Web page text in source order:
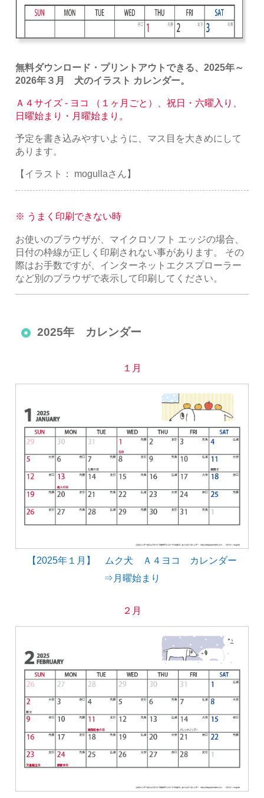
無料ダウンロード・プリントアウトできる、2025年～
2026年３月 犬のイラスト カレンダー。
Ａ４サイズ - ヨコ （１ヶ月ごと）、祝日・六曜入り、
日曜始まり・月曜始まり。
予定を書き込みやすいように、マス目を大きめにして
あります。
【イラスト： mogullaさん】
※ うまく印刷できない時
お使いのブラウザが、マイクロソフト エッジの場合、
日付の枠線が正しく印刷されない事があります。 その
際はお手数ですが、インターネットエクスプローラー
など別のブラウザで表示して印刷してください。
2025年 カレンダー
１月
【2025年１月】 ムク犬 Ａ４ヨコ カレンダー
⇒月曜始まり
２月